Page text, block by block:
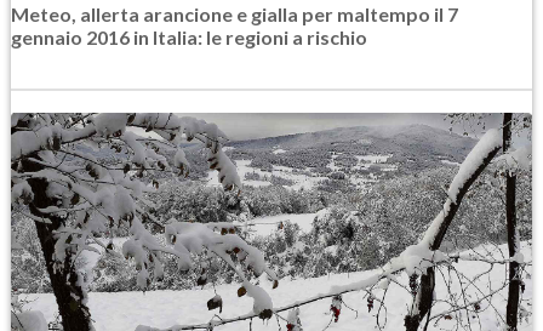
Meteo, allerta arancione e gialla per maltempo il 7
gennaio 2016 in Italia: le regioni a rischio